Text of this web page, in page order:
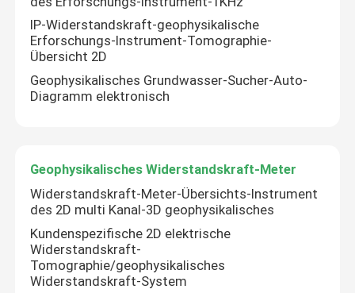
IP-Widerstandskraft-geophysikalische
Erforschungs-Instrument-Tomographie-
Übersicht 2D
Geophysikalisches Grundwasser-Sucher-Auto-
Diagramm elektronisch
Geophysikalisches Widerstandskraft-Meter
Widerstandskraft-Meter-Übersichts-Instrument
des 2D multi Kanal-3D geophysikalisches
Kundenspezifische 2D elektrische
Widerstandskraft-
Tomographie/geophysikalisches
Widerstandskraft-System